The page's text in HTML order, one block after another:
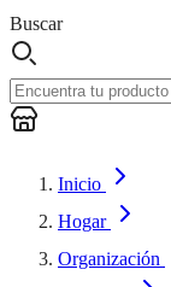
Buscar
Inicio
Hogar
Organización